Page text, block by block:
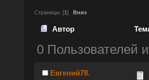
Страницы: [1] Вниз
Автор
0 Пользователей
Евгений78.